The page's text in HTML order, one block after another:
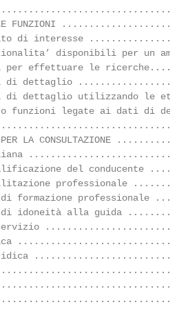
FUNZIONI
di interesse
disponibili per un
effettuare le
dettaglio
dettaglio utilizzando le
funzioni legate ai dati di
LA CONSULTAZIONE
del conducente
professionale
formazione professionale
idoneità alla guida